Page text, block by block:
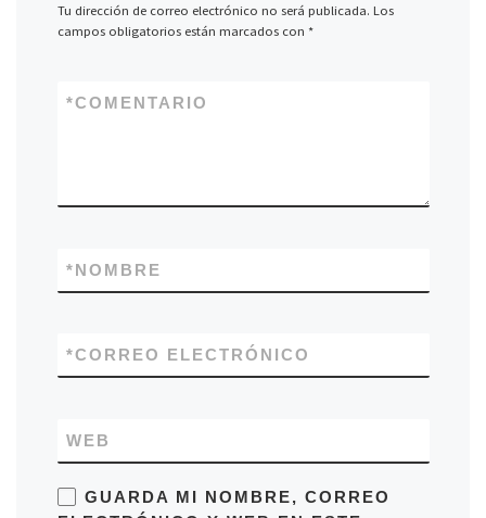
Tu dirección de correo electrónico no será publicada. Los
campos obligatorios están marcados con *
COMENTARIO
*
NOMBRE
*
CORREO ELECTRÓNICO
*
WEB
GUARDA MI NOMBRE, CORREO